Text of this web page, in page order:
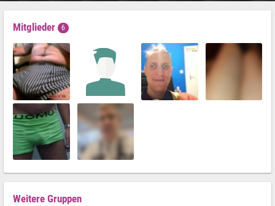
Mitglieder 6
Weitere Gruppen